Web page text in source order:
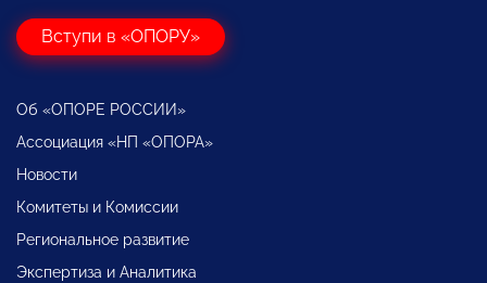
Вступи в «ОПОРУ»
Об «ОПОРЕ РОССИИ»
Ассоциация «НП «ОПОРА»
Новости
Комитеты и Комиссии
Региональное развитие
Экспертиза и Аналитика